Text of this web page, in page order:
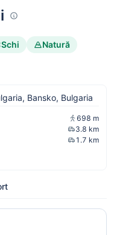
Schi
Natură
Bansko, Bulgaria
698 m
3.8 km
1.7 km